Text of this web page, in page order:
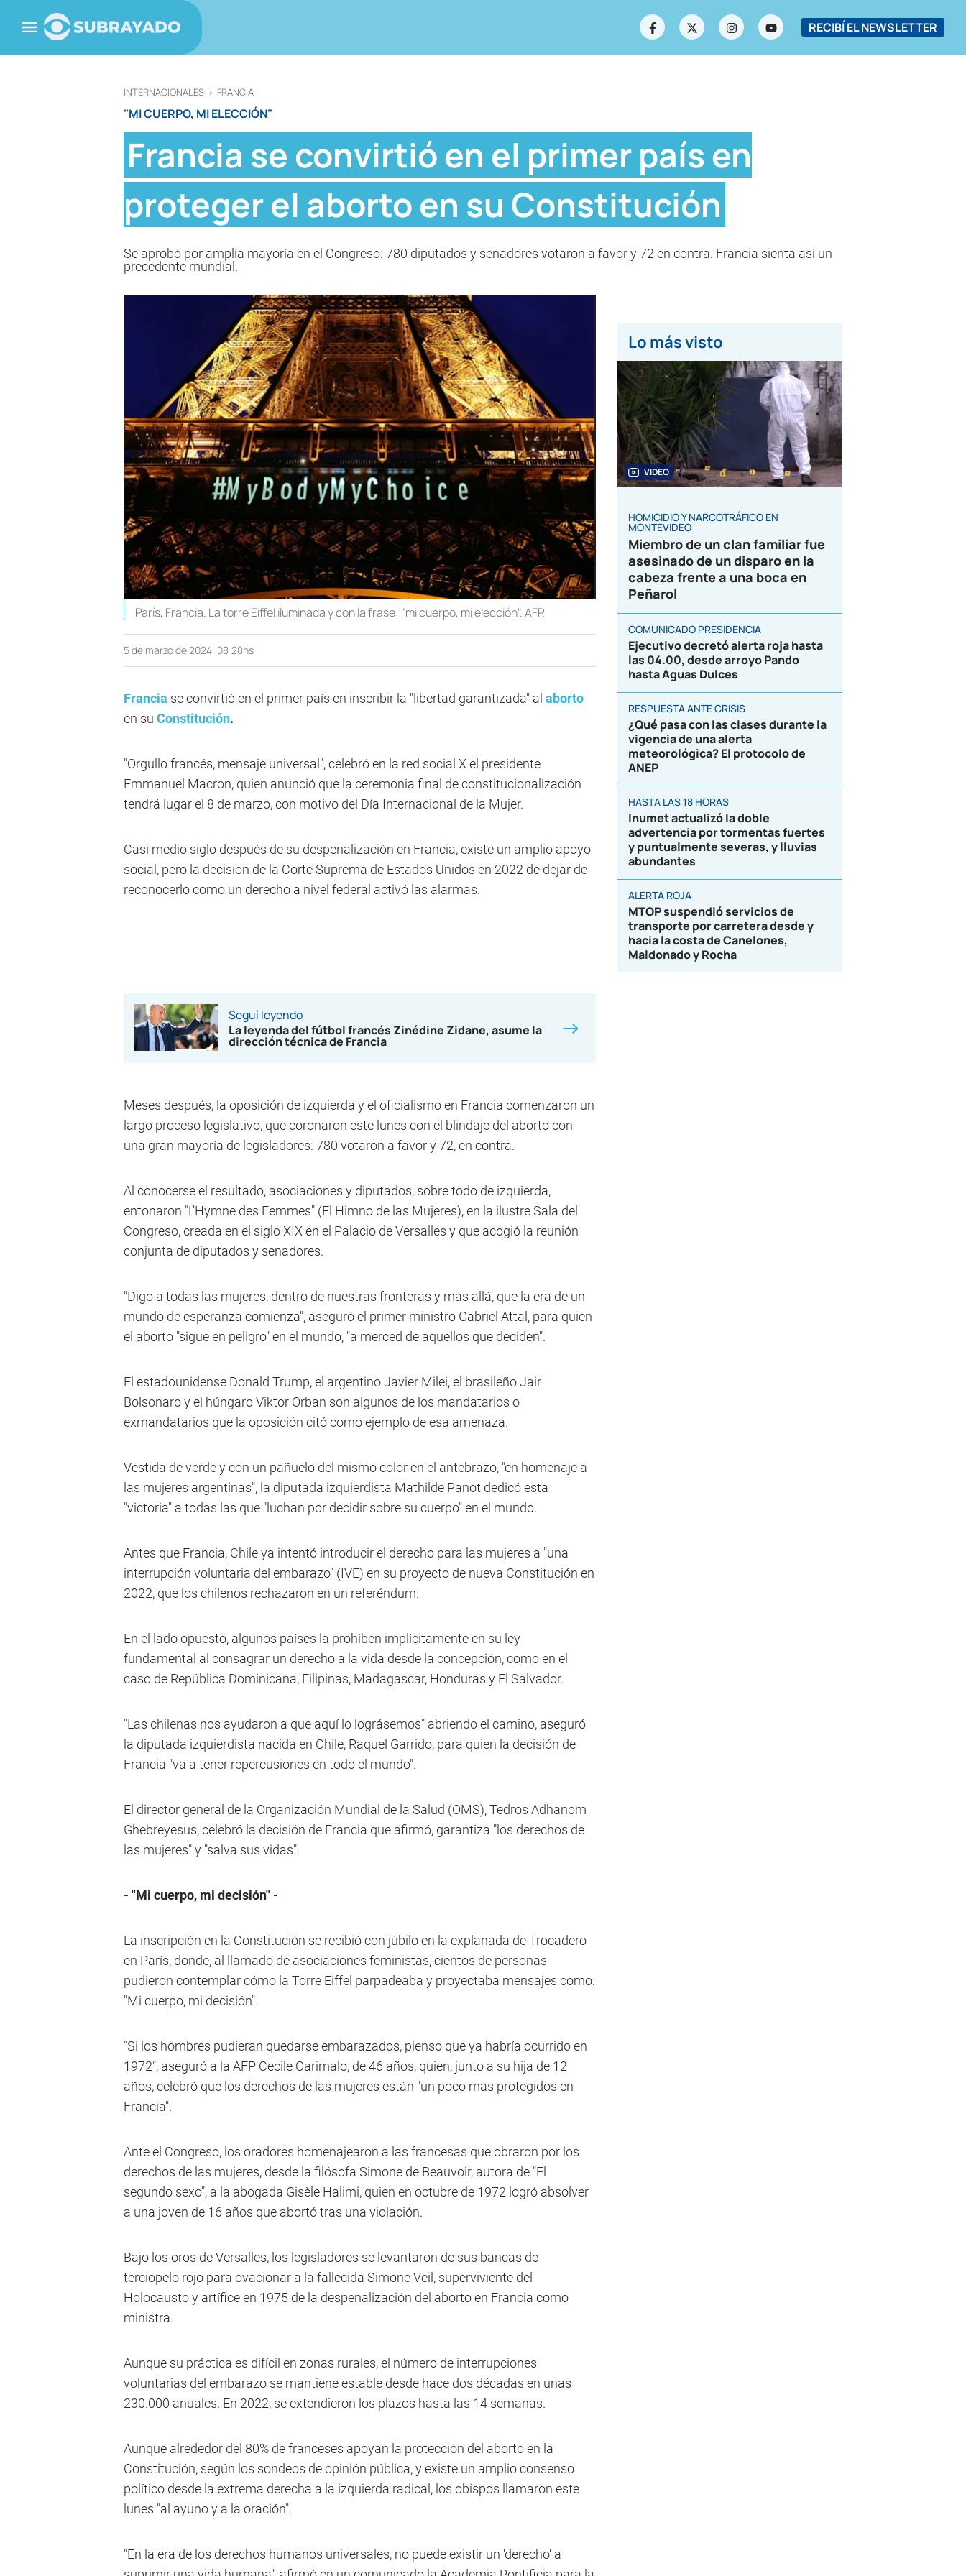
RECIBÍ EL NEWSLETTER
INTERNACIONALES > FRANCIA
"MI CUERPO, MI ELECCIÓN"
Francia se convirtió en el primer país en
proteger el aborto en su Constitución
Se aprobó por amplía mayoría en el Congreso: 780 diputados y senadores votaron a favor y 72 en contra. Francia sienta así un
precedente mundial.
París, Francia. La torre Eiffel iluminada y con la frase: "mi cuerpo, mi elección". AFP.
5 de marzo de 2024, 08:28hs
Francia se convirtió en el primer país en inscribir la "libertad garantizada" al aborto
en su Constitución.
"Orgullo francés, mensaje universal", celebró en la red social X el presidente
Emmanuel Macron, quien anunció que la ceremonia final de constitucionalización
tendrá lugar el 8 de marzo, con motivo del Día Internacional de la Mujer.
Casi medio siglo después de su despenalización en Francia, existe un amplio apoyo
social, pero la decisión de la Corte Suprema de Estados Unidos en 2022 de dejar de
reconocerlo como un derecho a nivel federal activó las alarmas.
Seguí leyendo
La leyenda del fútbol francés Zinédine Zidane, asume la
dirección técnica de Francia
Meses después, la oposición de izquierda y el oficialismo en Francia comenzaron un
largo proceso legislativo, que coronaron este lunes con el blindaje del aborto con
una gran mayoría de legisladores: 780 votaron a favor y 72, en contra.
Al conocerse el resultado, asociaciones y diputados, sobre todo de izquierda,
entonaron "L'Hymne des Femmes" (El Himno de las Mujeres), en la ilustre Sala del
Congreso, creada en el siglo XIX en el Palacio de Versalles y que acogió la reunión
conjunta de diputados y senadores.
"Digo a todas las mujeres, dentro de nuestras fronteras y más allá, que la era de un
mundo de esperanza comienza", aseguró el primer ministro Gabriel Attal, para quien
el aborto "sigue en peligro" en el mundo, "a merced de aquellos que deciden".
El estadounidense Donald Trump, el argentino Javier Milei, el brasileño Jair
Bolsonaro y el húngaro Viktor Orban son algunos de los mandatarios o
exmandatarios que la oposición citó como ejemplo de esa amenaza.
Vestida de verde y con un pañuelo del mismo color en el antebrazo, "en homenaje a
las mujeres argentinas", la diputada izquierdista Mathilde Panot dedicó esta
"victoria" a todas las que "luchan por decidir sobre su cuerpo" en el mundo.
Antes que Francia, Chile ya intentó introducir el derecho para las mujeres a "una
interrupción voluntaria del embarazo" (IVE) en su proyecto de nueva Constitución en
2022, que los chilenos rechazaron en un referéndum.
En el lado opuesto, algunos países la prohíben implícitamente en su ley
fundamental al consagrar un derecho a la vida desde la concepción, como en el
caso de República Dominicana, Filipinas, Madagascar, Honduras y El Salvador.
"Las chilenas nos ayudaron a que aquí lo lográsemos" abriendo el camino, aseguró
la diputada izquierdista nacida en Chile, Raquel Garrido, para quien la decisión de
Francia "va a tener repercusiones en todo el mundo".
El director general de la Organización Mundial de la Salud (OMS), Tedros Adhanom
Ghebreyesus, celebró la decisión de Francia que afirmó, garantiza "los derechos de
las mujeres" y "salva sus vidas".
- "Mi cuerpo, mi decisión" -
La inscripción en la Constitución se recibió con júbilo en la explanada de Trocadero
en París, donde, al llamado de asociaciones feministas, cientos de personas
pudieron contemplar cómo la Torre Eiffel parpadeaba y proyectaba mensajes como:
"Mi cuerpo, mi decisión".
"Si los hombres pudieran quedarse embarazados, pienso que ya habría ocurrido en
1972", aseguró a la AFP Cecile Carimalo, de 46 años, quien, junto a su hija de 12
años, celebró que los derechos de las mujeres están "un poco más protegidos en
Francia".
Ante el Congreso, los oradores homenajearon a las francesas que obraron por los
derechos de las mujeres, desde la filósofa Simone de Beauvoir, autora de "El
segundo sexo", a la abogada Gisèle Halimi, quien en octubre de 1972 logró absolver
a una joven de 16 años que abortó tras una violación.
Bajo los oros de Versalles, los legisladores se levantaron de sus bancas de
terciopelo rojo para ovacionar a la fallecida Simone Veil, superviviente del
Holocausto y artífice en 1975 de la despenalización del aborto en Francia como
ministra.
Aunque su práctica es difícil en zonas rurales, el número de interrupciones
voluntarias del embarazo se mantiene estable desde hace dos décadas en unas
230.000 anuales. En 2022, se extendieron los plazos hasta las 14 semanas.
Aunque alrededor del 80% de franceses apoyan la protección del aborto en la
Constitución, según los sondeos de opinión pública, y existe un amplio consenso
político desde la extrema derecha a la izquierda radical, los obispos llamaron este
lunes "al ayuno y a la oración".
"En la era de los derechos humanos universales, no puede existir un 'derecho' a
Lo más visto
VIDEO
HOMICIDIO Y NARCOTRÁFICO EN
MONTEVIDEO
Miembro de un clan familiar fue
asesinado de un disparo en la
cabeza frente a una boca en
Peñarol
COMUNICADO PRESIDENCIA
Ejecutivo decretó alerta roja hasta
las 04.00, desde arroyo Pando
hasta Aguas Dulces
RESPUESTA ANTE CRISIS
¿Qué pasa con las clases durante la
vigencia de una alerta
meteorológica? El protocolo de
ANEP
HASTA LAS 18 HORAS
Inumet actualizó la doble
advertencia por tormentas fuertes
y puntualmente severas, y lluvias
abundantes
ALERTA ROJA
MTOP suspendió servicios de
transporte por carretera desde y
hacia la costa de Canelones,
Maldonado y Rocha